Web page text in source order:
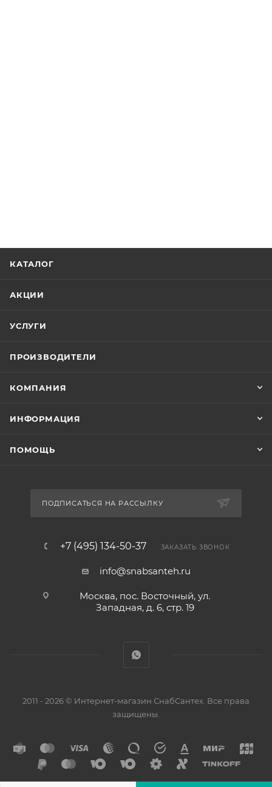
КАТАЛОГ
АКЦИИ
УСЛУГИ
ПРОИЗВОДИТЕЛИ
КОМПАНИЯ
ИНФОРМАЦИЯ
ПОМОЩЬ
ПОДПИСАТЬСЯ НА РАССЫЛКУ
+7 (495) 134-50-37 ЗАКАЗАТЬ ЗВОНОК
info@snabsanteh.ru
Москва, пос. Восточный, ул.
Западная, д. 6, стр. 19
2011 - 2026 © Интернет-магазин СнабСантех. Все права
защищены.